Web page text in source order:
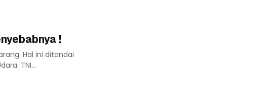
!
Hal ini ditandai
TNI...